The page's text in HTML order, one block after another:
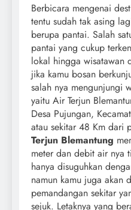
Berbicara mengenai
tentu sudah tak asing
berupa pantai. Salah
pantai yang cukup
lokal hingga wisatawan
jika kamu bosan
salah nya mengunjungi
yaitu Air Terjun
Desa Pujungan,
atau sekitar 48 Km dari
Terjun Blemantung
meter dan debit air nya
hanya disuguhkan
namun kamu juga akan
pemandangan sekitar
sejuk. Letaknya yang